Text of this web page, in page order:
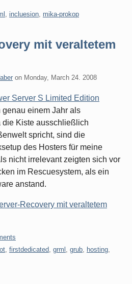
incluesion mika-prokop
mit veraltetem
on Monday, March 24. 2008
Server S Limited Edition
einem Jahr als
die Kiste ausschließlich
spricht, sind die
des Hosters für meine
nicht irrelevant zeigten sich vor
im Rescuesystem, als ein
anstand.
Recovery mit veraltetem
firstdedicated grml grub hosting